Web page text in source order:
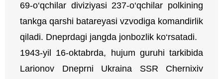
69-o‘qchilar diviziyasi 237-o‘qchilar polkining
tankga qarshi batareyasi vzvodiga komandirlik
qiladi. Dneprdagi jangda jonbozlik ko‘rsatadi.
1943-yil 16-oktabrda, hujum guruhi tarkibida
Larionov Dneprni Ukraina SSR Chernixiv